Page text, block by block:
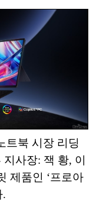
트북 시장 리딩
사장: 잭 황, 이
제품인 ‘프로아
.